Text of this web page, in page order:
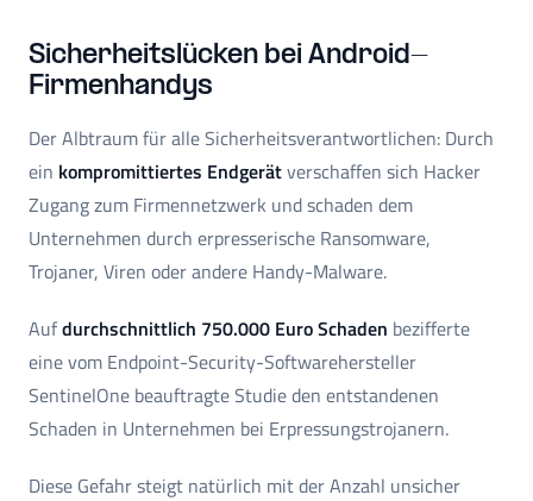
Sicherheitslücken bei Android-
Firmenhandys
Der Albtraum für alle Sicherheitsverantwortlichen: Durch
ein kompromittiertes Endgerätverschaffen sich Hacker
Zugang zum Firmennetzwerk und schaden dem
Unternehmen durch erpresserische Ransomware,
Trojaner, Viren oder andere Handy-Malware.
Aufdurchschnittlich 750.000 Euro Schaden bezifferte
eine vom Endpoint-Security-Softwarehersteller
SentinelOne beauftragte Studie den entstandenen
Schaden in Unternehmen bei Erpressungstrojanern.
Diese Gefahr steigt natürlich mit der Anzahl unsicher